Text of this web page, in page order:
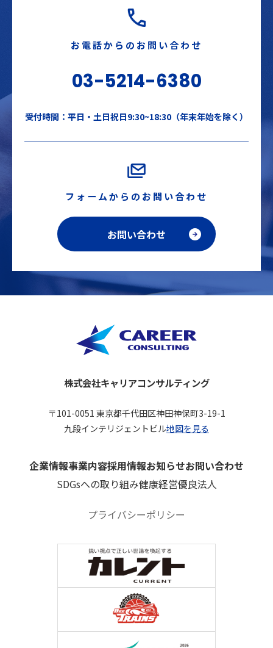
お電話からのお問い合わせ
03-5214-6380
受付時間：平日・土日祝日9:30~18:30（年末年始を除く）
フォームからのお問い合わせ
お問い合わせ
株式会社キャリアコンサルティング
〒101-0051 東京都千代田区神田神保町3-19-1
九段インテリジェントビル地図を見る
企業情報事業内容採用情報お知らせお問い合わせ
SDGsへの取り組み健康経営優良法人
プライバシーポリシー